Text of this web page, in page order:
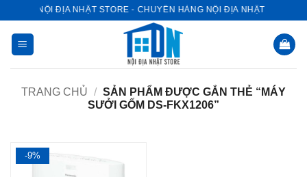
dung
NỘI ĐỊA NHẬT STORE - CHUYÊN HÀNG NỘI ĐỊA NHẬT
TRANG CHỦ / SẢN PHẨM ĐƯỢC GẮN THẺ “MÁY
SƯỞI GỐM DS-FKX1206”
-9%